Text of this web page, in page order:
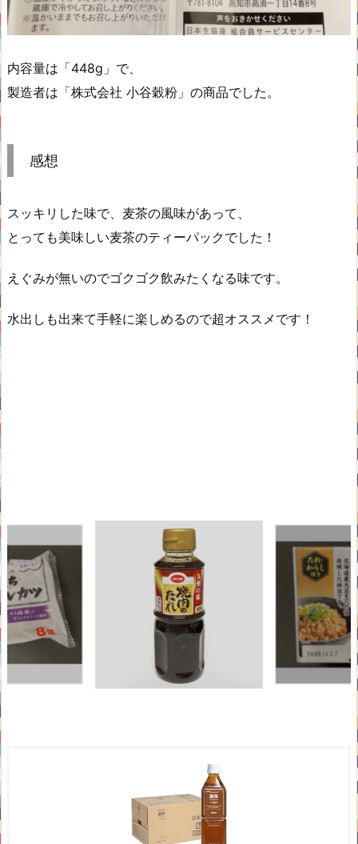
内容量は「448g」で、
製造者は「株式会社 小谷穀粉」の商品でした。
感想
スッキリした味で、麦茶の風味があって、
とっても美味しい麦茶のティーパックでした！
えぐみが無いのでゴクゴク飲みたくなる味です。
水出しも出来て手軽に楽しめるので超オススメです！